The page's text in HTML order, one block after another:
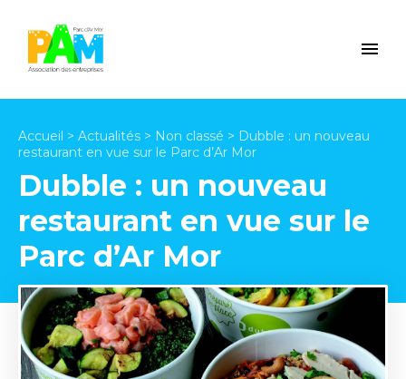
Accueil > Actualités > Non classé > Dubble : un nouveau
restaurant en vue sur le Parc d’Ar Mor
Dubble : un nouveau
restaurant en vue sur le
Parc d’Ar Mor